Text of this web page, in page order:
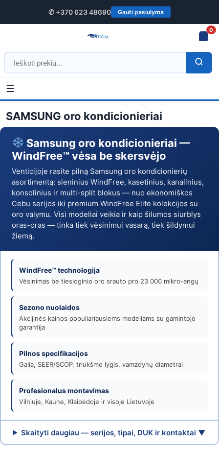
✆ +370 623 48690 Gauti pasiulyma
0
☰
SAMSUNG
oro
kondicionieriai
pirkti
internetu
Venticija
Pradžia
SAMSUNG oro kondicionieriai
Samsung oro kondicionieriai —
WindFree™ vėsa be skersvėjo
Venticijoje rasite pilną Samsung oro kondicionierių
asortimentą: sieninius WindFree, kasetinius, kanalinius,
konsolinius ir multi-split blokus — nuo ekonomiškos
Cebu serijos iki premium WindFree Elite kolekcijos su
oro valymu. Visi modeliai veikia ir kaip šilumos siurblys
oras-oras — tinka tiek vėsinimui vasarą, tiek šildymui
žiemą.
WindFree™ technologija
Vėsinimas be tiesioginio oro srauto pro 23 000 mikro-angų
Sezono nuolaidos
Akcijinės kainos populiariausiems modeliams su gamintojo
garantija
Pilnos specifikacijos
Galia, SEER/SCOP, triukšmo lygis, vamzdynų diametrai
Profesionalus montavimas
Vilniuje, Kaune, Klaipėdoje ir visoje Lietuvoje
Skaityti daugiau — serijos, tipai, DUK ir kontaktai ▼